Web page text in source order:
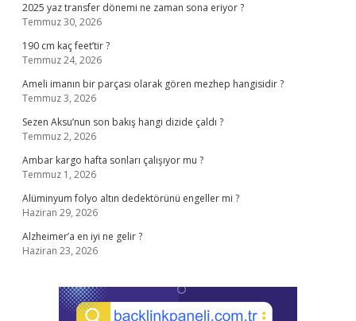
2025 yaz transfer dönemi ne zaman sona eriyor ?
Temmuz 30, 2026
190 cm kaç feet’tir ?
Temmuz 24, 2026
Ameli imanın bir parçası olarak gören mezhep hangisidir ?
Temmuz 3, 2026
Sezen Aksu’nun son bakış hangi dizide çaldı ?
Temmuz 2, 2026
Ambar kargo hafta sonları çalışıyor mu ?
Temmuz 1, 2026
Alüminyum folyo altın dedektörünü engeller mi ?
Haziran 29, 2026
Alzheimer’a en iyi ne gelir ?
Haziran 23, 2026